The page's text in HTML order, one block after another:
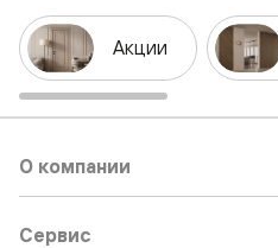
Акции
О компании
Сервис